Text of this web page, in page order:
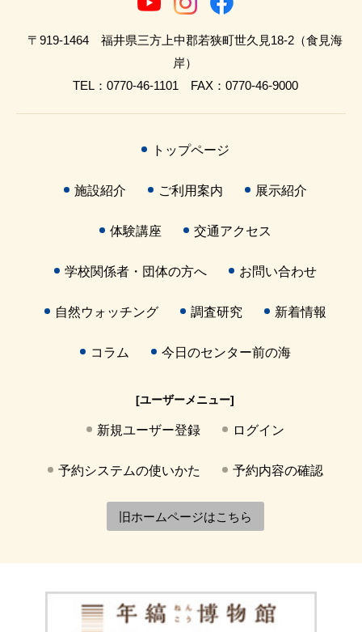
〒919-1464 福井県三方上中郡若狭町世久見18-2（食見海
岸）
TEL：0770-46-1101 FAX：0770-46-9000
トップページ
施設紹介 ご利用案内 展示紹介
体験講座 交通アクセス
学校関係者・団体の方へ お問い合わせ
自然ウォッチング 調査研究 新着情報
コラム 今日のセンター前の海
[ユーザーメニュー]
新規ユーザー登録 ログイン
予約システムの使いかた 予約内容の確認
旧ホームページはこちら